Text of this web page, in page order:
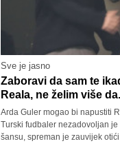
Sve je jasno
Zaboravi da sam te
Reala, ne želim više
Arda Guler mogao bi napustiti
Turski fudbaler nezadovoljan
šansu, spreman je zauvijek